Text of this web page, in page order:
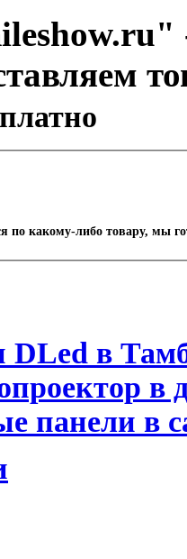
по какому-либо товару, мы
DLed в
в
панели в